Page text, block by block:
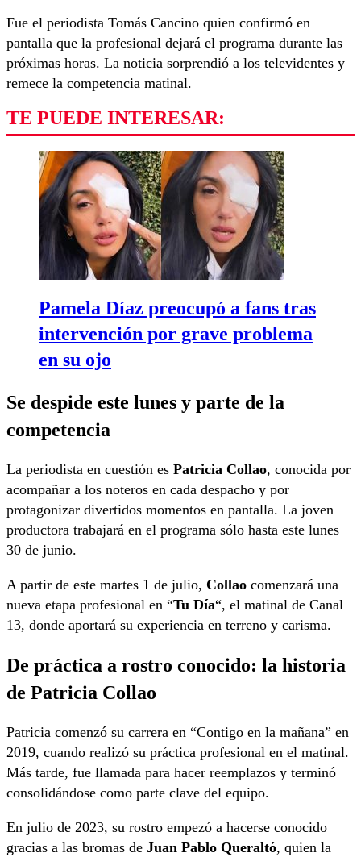
Fue el periodista Tomás Cancino quien confirmó en
pantalla que la profesional dejará el programa durante las
próximas horas. La noticia sorprendió a los televidentes y
remece la competencia matinal.
TE PUEDE INTERESAR:
Pamela Díaz preocupó a fans tras
intervención por grave problema
en su ojo
Se despide este lunes y parte de la
competencia
La periodista en cuestión es Patricia Collao, conocida por
acompañar a los noteros en cada despacho y por
protagonizar divertidos momentos en pantalla. La joven
productora trabajará en el programa sólo hasta este lunes
30 de junio.
A partir de este martes 1 de julio, Collao comenzará una
nueva etapa profesional en “Tu Día“, el matinal de Canal
13, donde aportará su experiencia en terreno y carisma.
De práctica a rostro conocido: la historia
de Patricia Collao
Patricia comenzó su carrera en “Contigo en la mañana” en
2019, cuando realizó su práctica profesional en el matinal.
Más tarde, fue llamada para hacer reemplazos y terminó
consolidándose como parte clave del equipo.
En julio de 2023, su rostro empezó a hacerse conocido
gracias a las bromas de Juan Pablo Queraltó, quien la